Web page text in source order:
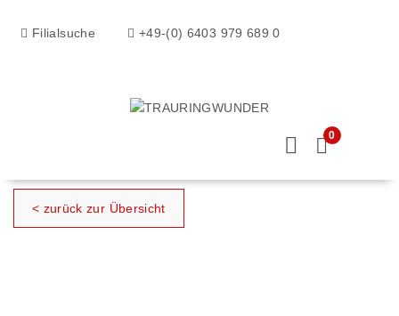
Filialsuche +49-(0) 6403 979 689 0
0
< zurück zur Übersicht